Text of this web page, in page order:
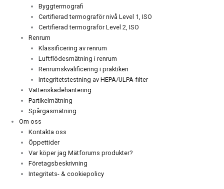
Byggtermografi
Certifierad termograför nivå Level 1, ISO
Certifierad termograför Level 2, ISO
Renrum
Klassificering av renrum
Luftflödesmätning i renrum
Renrumskvalificering i praktiken
Integritetstestning av HEPA/ULPA-filter
Vattenskadehantering
Partikelmätning
Spårgasmätning
Om oss
Kontakta oss
Öppettider
Var köper jag Mätforums produkter?
Företagsbeskrivning
Integritets- & cookiepolicy